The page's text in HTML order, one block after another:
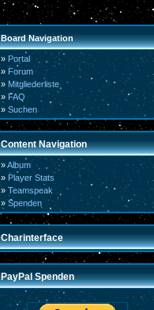
Board Navigation
» Portal
» Forum
» Mitgliederliste
» FAQ
» Suchen
Content Navigation
»Album
» Player Stats
» Teamspeak
» Spenden
Charinterface
PayPal Spenden